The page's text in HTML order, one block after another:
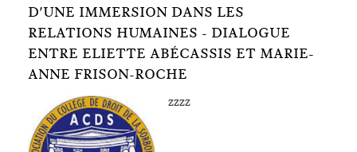
D'UNE IMMERSION DANS LES
RELATIONS HUMAINES - DIALOGUE
ENTRE ELIETTE ABÉCASSIS ET MARIE-
ANNE FRISON-ROCHE
zzzz